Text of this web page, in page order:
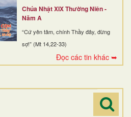
Chúa Nhật XIX Thường Niên -
Năm A
“Cứ yên tâm, chính Thầy đây, đừng
sợ!” (Mt 14,22-33)
Đọc các tin khác ➥